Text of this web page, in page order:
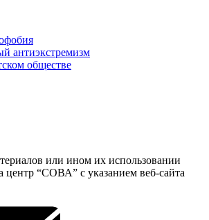
антиэкстремизм
обществе
или ином их использовании
центр “СОВА” с указанием веб-сайта